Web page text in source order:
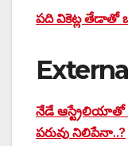
పది వికెట్ల తేడాతో
నేడే ఆస్ట్రేలియాతో
పరువు నిలిపేనా..?